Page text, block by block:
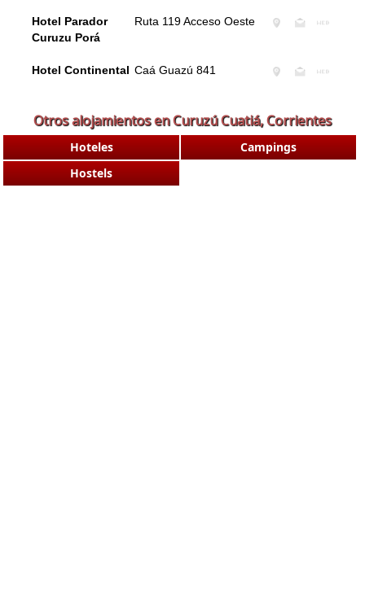
Hotel Parador
Curuzu Porá
Ruta 119 Acceso Oeste
Hotel Continental Caá Guazú 841
Otros alojamientos en Curuzú Cuatiá, Corrientes
Hoteles
Campings
Hostels